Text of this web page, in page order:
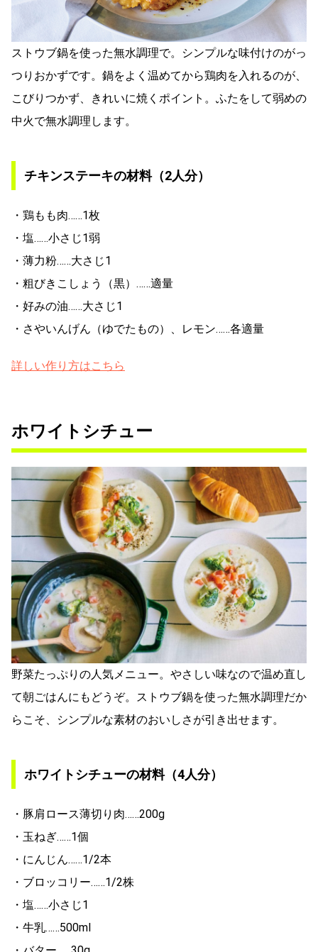
ストウブ鍋を使った無水調理で。シンプルな味付けのがっ
つりおかずです。鍋をよく温めてから鶏肉を入れるのが、
こびりつかず、きれいに焼くポイント。ふたをして弱めの
中火で無水調理します。
チキンステーキの材料（2人分）
・鶏もも肉……1枚
・塩……小さじ1弱
・薄力粉……大さじ1
・粗びきこしょう（黒）……適量
・好みの油……大さじ1
・さやいんげん（ゆでたもの）、レモン……各適量
詳しい作り方はこちら
ホワイトシチュー
野菜たっぷりの人気メニュー。やさしい味なので温め直し
て朝ごはんにもどうぞ。ストウブ鍋を使った無水調理だか
らこそ、シンプルな素材のおいしさが引き出せます。
ホワイトシチューの材料（4人分）
・豚肩ロース薄切り肉……200g
・玉ねぎ……1個
・にんじん……1/2本
・ブロッコリー……1/2株
・塩……小さじ1
・牛乳……500ml